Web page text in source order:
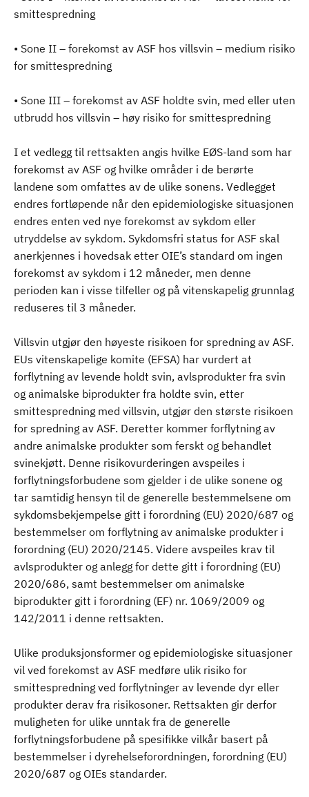
smittespredning
• Sone II – forekomst av ASF hos villsvin – medium risiko
for smittespredning
• Sone III – forekomst av ASF holdte svin, med eller uten
utbrudd hos villsvin – høy risiko for smittespredning
I et vedlegg til rettsakten angis hvilke EØS-land som har
forekomst av ASF og hvilke områder i de berørte
landene som omfattes av de ulike sonens. Vedlegget
endres fortløpende når den epidemiologiske situasjonen
endres enten ved nye forekomst av sykdom eller
utryddelse av sykdom. Sykdomsfri status for ASF skal
anerkjennes i hovedsak etter OIE’s standard om ingen
forekomst av sykdom i 12 måneder, men denne
perioden kan i visse tilfeller og på vitenskapelig grunnlag
reduseres til 3 måneder.
Villsvin utgjør den høyeste risikoen for spredning av ASF.
EUs vitenskapelige komite (EFSA) har vurdert at
forflytning av levende holdt svin, avlsprodukter fra svin
og animalske biprodukter fra holdte svin, etter
smittespredning med villsvin, utgjør den største risikoen
for spredning av ASF. Deretter kommer forflytning av
andre animalske produkter som ferskt og behandlet
svinekjøtt. Denne risikovurderingen avspeiles i
forflytningsforbudene som gjelder i de ulike sonene og
tar samtidig hensyn til de generelle bestemmelsene om
sykdomsbekjempelse gitt i forordning (EU) 2020/687 og
bestemmelser om forflytning av animalske produkter i
forordning (EU) 2020/2145. Videre avspeiles krav til
avlsprodukter og anlegg for dette gitt i forordning (EU)
2020/686, samt bestemmelser om animalske
biprodukter gitt i forordning (EF) nr. 1069/2009 og
142/2011 i denne rettsakten.
Ulike produksjonsformer og epidemiologiske situasjoner
vil ved forekomst av ASF medføre ulik risiko for
smittespredning ved forflytninger av levende dyr eller
produkter derav fra risikosoner. Rettsakten gir derfor
muligheten for ulike unntak fra de generelle
forflytningsforbudene på spesifikke vilkår basert på
bestemmelser i dyrehelseforordningen, forordning (EU)
2020/687 og OIEs standarder.